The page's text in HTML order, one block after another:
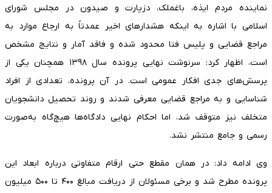
نماینده مردم ایذه، باغملک، دزپارت و صیدون در مجلس شورای
اسلامی با اشاره به اینکه هشدارهای اخیر عمدتاً به ارجاع موارد به
مراجع قضایی و پلیس فتا محدود شده و فاقد آمار و نتایج مشخص
است، اظهار کرد: سرنوشت نهایی پرونده سال ۱۳۹۸ همچنان یکی از
پرسش‌های جدی افکار عمومی است. در آن پرونده، تعدادی از افراد
شناسایی و به مراجع قضایی معرفی شدند و روند تحصیل دانشجویان
متخلف نیز متوقف شد، اما احکام نهایی دادگاه‌ها هیچ‌گاه به‌صورت
رسمی و جامع منتشر نشد.
وی ادامه داد: در همان مقطع حتی ارقام متفاوتی درباره ابعاد این
پرونده مطرح شد و برخی مسئولان از دریافت مبالغ ۴۰۰ تا ۵۰۰ میلیون